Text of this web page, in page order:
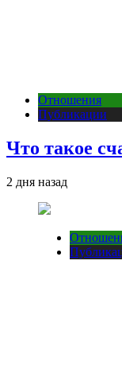
Отношения
Публикации
Что такое
2 дня назад